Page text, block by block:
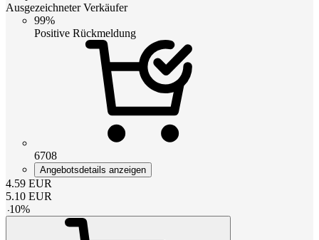
Ausgezeichneter Verkäufer
99%
Positive Rückmeldung
6708
Angebotsdetails anzeigen
4.59 EUR
5.10 EUR
-10%